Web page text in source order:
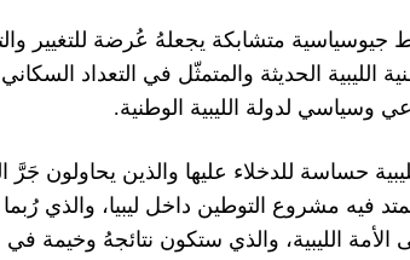
متشابكة يجعلهُ عُرضة للتغيير
الليبية الحديثة والمتمثّل في التعداد
لدولة الليبية الوطنية.
حساسة للدخلاء عليها والذين يحاولون
فيه مشروع التوطين داخل ليبيا، والذي رُبما
الأمة الليبية، والذي ستكون نتائجهُ